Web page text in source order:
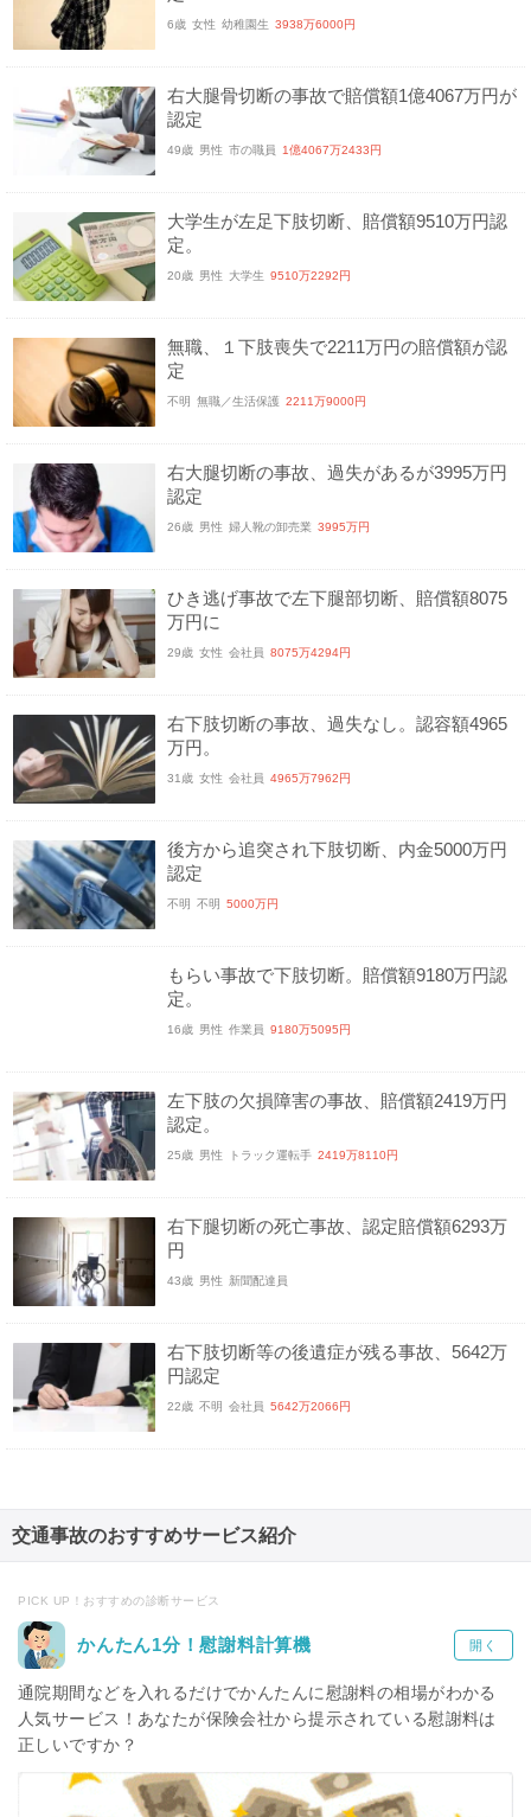
6歳 女性 幼稚園生 3938万6000円
右大腿骨切断の事故で賠償額1億4067万円が
認定
49歳 男性 市の職員 1億4067万2433円
大学生が左足下肢切断、賠償額9510万円認
定。
20歳 男性 大学生 9510万2292円
無職、１下肢喪失で2211万円の賠償額が認
定
不明 無職／生活保護 2211万9000円
右大腿切断の事故、過失があるが3995万円
認定
26歳 男性 婦人靴の卸売業 3995万円
ひき逃げ事故で左下腿部切断、賠償額8075
万円に
29歳 女性 会社員 8075万4294円
右下肢切断の事故、過失なし。認容額4965
万円。
31歳 女性 会社員 4965万7962円
後方から追突され下肢切断、内金5000万円
認定
不明 不明 5000万円
もらい事故で下肢切断。賠償額9180万円認
定。
16歳 男性 作業員 9180万5095円
左下肢の欠損障害の事故、賠償額2419万円
認定。
25歳 男性 トラック運転手 2419万8110円
右下腿切断の死亡事故、認定賠償額6293万
円
43歳 男性 新聞配達員
右下肢切断等の後遺症が残る事故、5642万
円認定
22歳 不明 会社員 5642万2066円
交通事故のおすすめサービス紹介
PICK UP！おすすめの診断サービス
かんたん1分！慰謝料計算機 開く
通院期間などを入れるだけでかんたんに慰謝料の相場がわかる
人気サービス！あなたが保険会社から提示されている慰謝料は
正しいですか？